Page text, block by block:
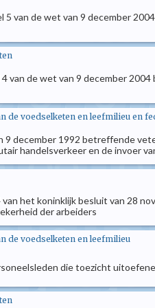
van de wet van 9 december
de wet van 9 december
voedselketen en leefmilieu en
december 1992 betreffende
handelsverkeer en de invoer
het koninklijk besluit van 28
der arbeiders
de voedselketen en leefmilieu
die toezicht